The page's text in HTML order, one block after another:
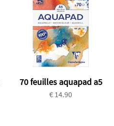
70 feuilles aquapad a5
€ 14.90